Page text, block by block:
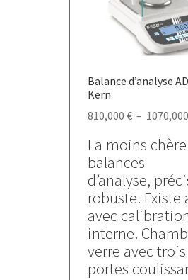
Balance d’analyse
Kern
810,000 € – 1070,000
La moins
balances
d’analyse,
robuste. Existe
avec
interne.
verre avec trois
portes